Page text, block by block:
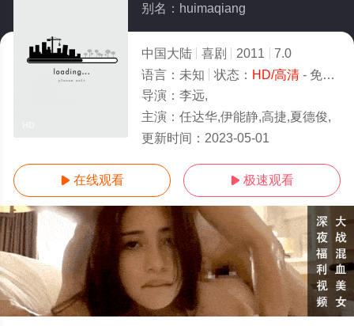
别名：huimaqiang
中国大陆 喜剧 2011
7.0
语言： 未知 状态： HD/高清- 免费在线观看
导演： 李远,
主演： 任达华,伊能静,高捷,夏德俊,
更新时间： 2023-05-01
 在线观看  极速观看